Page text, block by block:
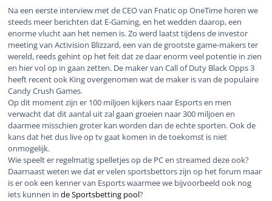
Na een eerste interview met de CEO van Fnaticop OneTime horen we
steeds meer berichten dat E-Gaming, en het wedden daarop, een
enorme vlucht aan het nemen is. Zo werd laatst tijdens de investor
meeting van Activision Blizzard, een van de grootste game-makers ter
wereld, reeds gehint op het feit dat ze daar enorm veel potentie in zien
en hier vol op in gaan zetten. De maker van Call of Duty Black Opps 3
heeft recent ook King overgenomen wat de maker is van de populaire
Candy Crush Games.
Op dit moment zijn er 100 miljoen kijkers naar Esports en men
verwacht dat dit aantal uit zal gaan groeien naar 300 miljoen en
daarmee misschien groter kan worden dan de echte sporten. Ook de
kans dat het dus live op tv gaat komen in de toekomst is niet
onmogelijk.
Wie speelt er regelmatig spelletjes op de PC en streamed deze ook?
Daarnaast weten we dat er velen sportsbettors zijn op het forum maar
is er ook een kenner van Esports waarmee we bijvoorbeeld ook nog
iets kunnen in de Sportsbetting pool?